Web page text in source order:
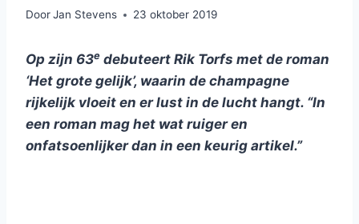
DoorJan Stevens 23 oktober 2019
Op zijn 63e debuteert Rik Torfs met de roman
‘Het grote gelijk’, waarin de champagne
rijkelijk vloeit en er lust in de lucht hangt. “In
een roman mag het wat ruiger en
onfatsoenlijker dan in een keurig artikel.”